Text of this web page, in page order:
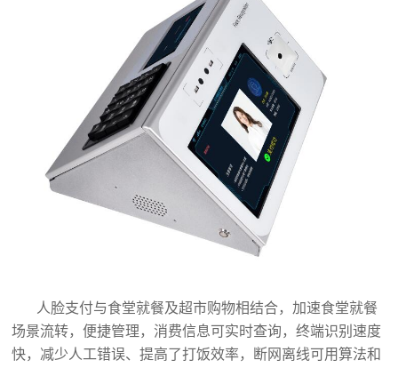
人脸支付与食堂就餐及超市购物相结合，加速食堂就餐
场景流转，便捷管理，消费信息可实时查询，终端识别速度
快，减少人工错误、提高了打饭效率，断网离线可用算法和